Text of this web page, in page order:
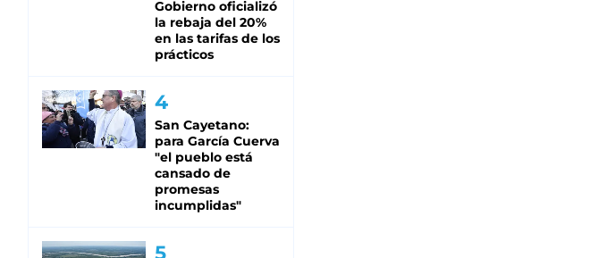
Gobierno oficializó
la rebaja del 20%
en las tarifas de los
prácticos
San Cayetano:
para García Cuerva
"el pueblo está
cansado de
promesas
incumplidas"